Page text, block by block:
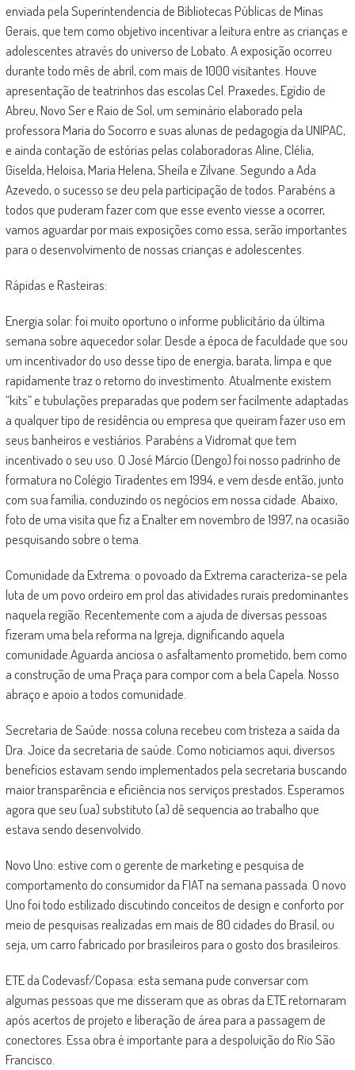
enviada pela Superintendencia de Bibliotecas Públicas de Minas
Gerais, que tem como objetivo incentivar a leitura entre as crianças e
adolescentes através do universo de Lobato. A exposição ocorreu
durante todo mês de abril, com mais de 1000 visitantes. Houve
apresentação de teatrinhos das escolas Cel. Praxedes, Egídio de
Abreu, Novo Ser e Raio de Sol, um seminário elaborado pela
professora Maria do Socorro e suas alunas de pedagogia da UNIPAC,
e ainda contação de estórias pelas colaboradoras Aline, Clélia,
Giselda, Heloisa, Maria Helena, Sheila e Zilvane. Segundo a Ada
Azevedo, o sucesso se deu pela participação de todos. Parabéns a
todos que puderam fazer com que esse evento viesse a ocorrer,
vamos aguardar por mais exposições como essa, serão importantes
para o desenvolvimento de nossas crianças e adolescentes.
Rápidas e Rasteiras:
Energia solar: foi muito oportuno o informe publicitário da última
semana sobre aquecedor solar. Desde a época de faculdade que sou
um incentivador do uso desse tipo de energia, barata, limpa e que
rapidamente traz o retorno do investimento. Atualmente existem
“kits” e tubulações preparadas que podem ser facilmente adaptadas
a qualquer tipo de residência ou empresa que queiram fazer uso em
seus banheiros e vestiários. Parabéns a Vidromat que tem
incentivado o seu uso. O José Márcio (Dengo) foi nosso padrinho de
formatura no Colégio Tiradentes em 1994, e vem desde então, junto
com sua família, conduzindo os negócios em nossa cidade. Abaixo,
foto de uma visita que fiz a Enalter em novembro de 1997, na ocasião
pesquisando sobre o tema.
Comunidade da Extrema: o povoado da Extrema caracteriza-se pela
luta de um povo ordeiro em prol das atividades rurais predominantes
naquela região. Recentemente com a ajuda de diversas pessoas
fizeram uma bela reforma na Igreja, dignificando aquela
comunidade.Aguarda anciosa o asfaltamento prometido, bem como
a construção de uma Praça para compor com a bela Capela. Nosso
abraço e apoio a todos comunidade.
Secretaria de Saúde: nossa coluna recebeu com tristeza a saída da
Dra. Joice da secretaria de saúde. Como noticiamos aqui, diversos
benefícios estavam sendo implementados pela secretaria buscando
maior transparência e eficiência nos serviços prestados. Esperamos
agora que seu (ua) substituto (a) dê sequencia ao trabalho que
estava sendo desenvolvido.
Novo Uno: estive com o gerente de marketing e pesquisa de
comportamento do consumidor da FIAT na semana passada. O novo
Uno foi todo estilizado discutindo conceitos de design e conforto por
meio de pesquisas realizadas em mais de 80 cidades do Brasil, ou
seja, um carro fabricado por brasileiros para o gosto dos brasileiros.
ETE da Codevasf/Copasa: esta semana pude conversar com
algumas pessoas que me disseram que as obras da ETE retornaram
após acertos de projeto e liberação de área para a passagem de
conectores. Essa obra é importante para a despoluição do Rio São
Francisco.